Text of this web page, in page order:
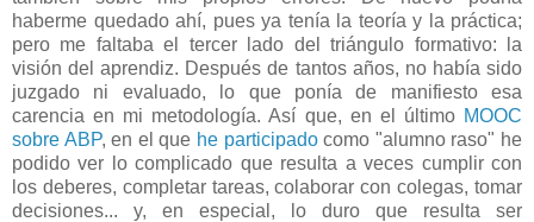
haberme quedado ahí, pues ya tenía la teoría y la práctica;
pero me faltaba el tercer lado del triángulo formativo: la
visión del aprendiz. Después de tantos años, no había sido
juzgado ni evaluado, lo que ponía de manifiesto esa
carencia en mi metodología. Así que, en el último MOOC
sobre ABP, en el que he participadocomo "alumno raso" he
podido ver lo complicado que resulta a veces cumplir con
los deberes, completar tareas, colaborar con colegas, tomar
decisiones... y, en especial, lo duro que resulta ser